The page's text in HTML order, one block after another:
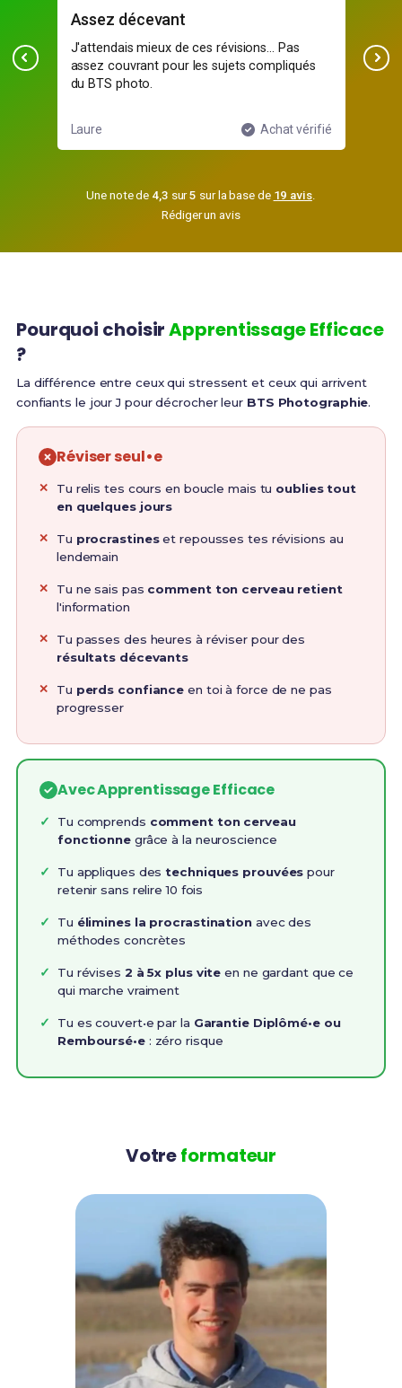
Assez décevant
J'attendais mieux de ces révisions... Pas
assez couvrant pour les sujets compliqués
du BTS photo.
Laure Achat vérifié
Une note de 4,3 sur5 sur la base de 19 avis.
Rédiger un avis
Pourquoi choisirApprentissage Efficace
?
La différence entre ceux qui stressent et ceux qui arrivent
confiants le jour J pour décrocher leur BTS Photographie.
Réviser seul•e
Tu relis tes cours en boucle mais tu oublies tout
en quelques jours
Tu procrastineset repousses tes révisions au
lendemain
Tu ne sais pas comment ton cerveau retient
l'information
Tu passes des heures à réviser pour des
résultats décevants
Tu perds confiance en toi à force de ne pas
progresser
Avec Apprentissage Efficace
Tu comprends comment ton cerveau
fonctionnegrâce à la neuroscience
Tu appliques destechniques prouvées pour
retenir sans relire 10 fois
Tu élimines la procrastinationavec des
méthodes concrètes
Tu révises 2 à 5x plus vite en ne gardant que ce
qui marche vraiment
Tu es couvert•e par la Garantie Diplômé•e ou
Remboursé•e: zéro risque
Votreformateur